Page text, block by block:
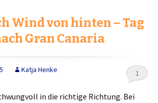
Wind von hinten – Tag
Gran Canaria
Katja Henke 1
in die richtige Richtung. Bei